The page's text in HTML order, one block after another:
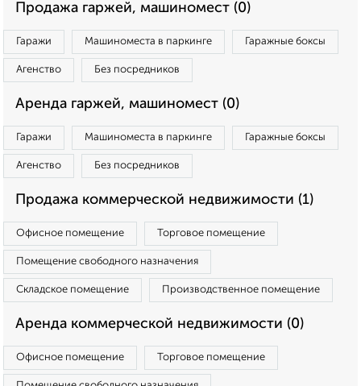
Продажа гаржей, машиномест (0)
Гаражи Машиноместа в паркинге Гаражные боксы
Агенство Без посредников
Аренда гаржей, машиномест (0)
Гаражи Машиноместа в паркинге Гаражные боксы
Агенство Без посредников
Продажа коммерческой недвижимости (1)
Офисное помещение Торговое помещение
Помещение свободного назначения
Складское помещение Производственное помещение
Аренда коммерческой недвижимости (0)
Офисное помещение Торговое помещение